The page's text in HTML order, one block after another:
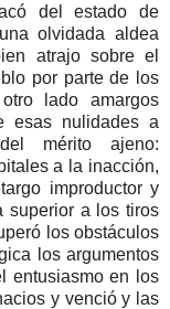
del estado de
olvidada aldea
atrajo sobre el
por parte de los
lado amargos
esas nulidades a
mérito ajeno:
a la inacción,
improductor y
superior a los tiros
los obstáculos
los argumentos
entusiasmo en los
y venció y las